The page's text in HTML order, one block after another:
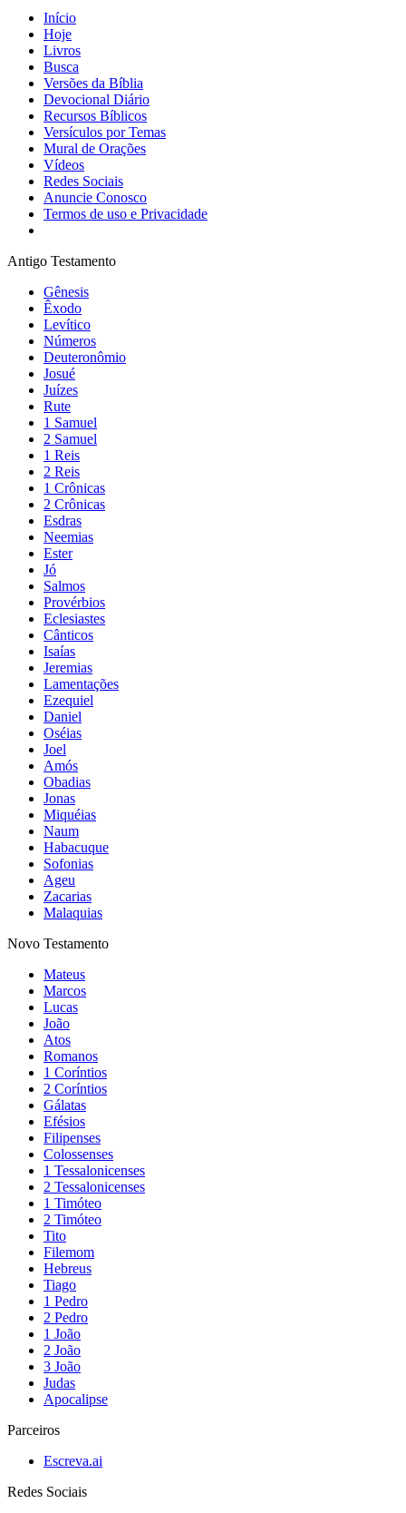
Início
Hoje
Livros
Busca
Versões da Bíblia
Devocional Diário
Recursos Bíblicos
Versículos por Temas
Mural de Orações
Vídeos
Redes Sociais
Anuncie Conosco
Termos de uso e Privacidade
Antigo Testamento
Gênesis
Êxodo
Levítico
Números
Deuteronômio
Josué
Juízes
Rute
1 Samuel
2 Samuel
1 Reis
2 Reis
1 Crônicas
2 Crônicas
Esdras
Neemias
Ester
Jó
Salmos
Provérbios
Eclesiastes
Cânticos
Isaías
Jeremias
Lamentações
Ezequiel
Daniel
Oséias
Joel
Amós
Obadias
Jonas
Miquéias
Naum
Habacuque
Sofonias
Ageu
Zacarias
Malaquias
Novo Testamento
Mateus
Marcos
Lucas
João
Atos
Romanos
1 Coríntios
2 Coríntios
Gálatas
Efésios
Filipenses
Colossenses
1 Tessalonicenses
2 Tessalonicenses
1 Timóteo
2 Timóteo
Tito
Filemom
Hebreus
Tiago
1 Pedro
2 Pedro
1 João
2 João
3 João
Judas
Apocalipse
Parceiros
Escreva.ai
Redes Sociais